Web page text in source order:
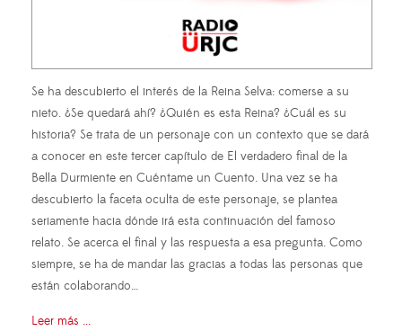
Se ha descubierto el interés de la Reina Selva: comerse a su
nieto. ¿Se quedará ahí? ¿Quién es esta Reina? ¿Cuál es su
historia? Se trata de un personaje con un contexto que se dará
a conocer en este tercer capítulo de El verdadero final de la
Bella Durmiente en Cuéntame un Cuento. Una vez se ha
descubierto la faceta oculta de este personaje, se plantea
seriamente hacia dónde irá esta continuación del famoso
relato. Se acerca el final y las respuesta a esa pregunta. Como
siempre, se ha de mandar las gracias a todas las personas que
están colaborando…
Leer más ...